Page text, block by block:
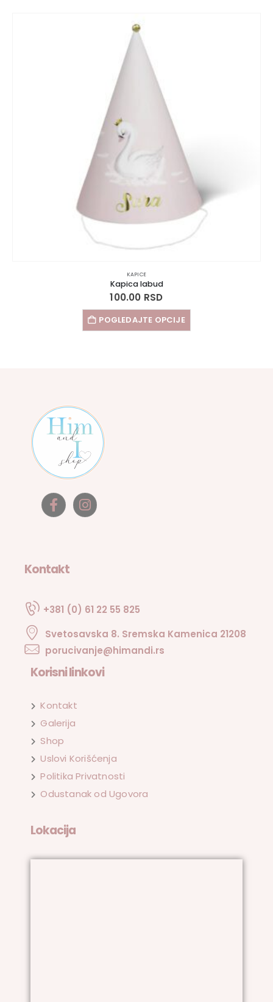
KAPICE
Kapica labud
100.00 RSD
POGLEDAJTE OPCIJE
Kontakt
+381 (0) 61 22 55 825
Svetosavska 8. Sremska Kamenica 21208
porucivanje@himandi.rs
Korisni linkovi
Kontakt
Galerija
Shop
Uslovi Korišćenja
Politika Privatnosti
Odustanak od Ugovora
Lokacija